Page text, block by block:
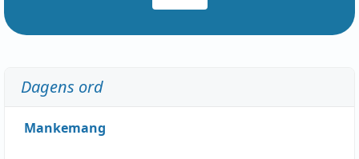
Dagens ord
Mankemang